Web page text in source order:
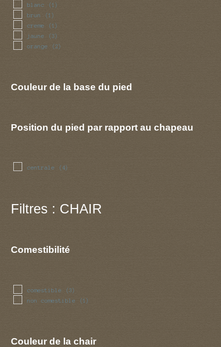
blanc (1)
brun (1)
creme (1)
jaune (3)
orange (2)
Couleur de la base du pied
Position du pied par rapport au chapeau
centrale (4)
Filtres : CHAIR
Comestibilité
comestible (3)
non comestible (1)
Couleur de la chair